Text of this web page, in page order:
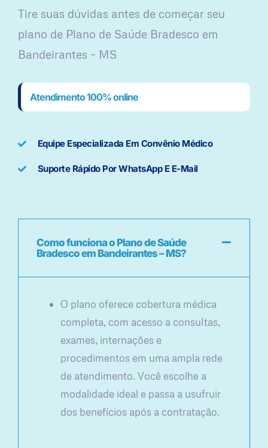
Tire suas dúvidas antes de começar seu
plano ​de Plano de Saúde Bradesco em
Bandeirantes – MS
Atendimento 100% online
Equipe Especializada Em Convênio Médico
Suporte Rápido Por WhatsApp E E-Mail
Como funciona o Plano de Saúde
Bradesco em Bandeirantes – MS?
O plano oferece cobertura médica
completa, com acesso a consultas,
exames, internações e
procedimentos em uma ampla rede
de atendimento. Você escolhe a
modalidade ideal e passa a usufruir
dos benefícios após a contratação.